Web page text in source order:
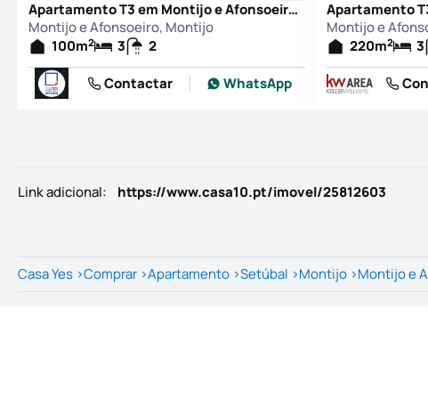
Apartamento T3 em Montijo e Afonsoeiro, Montijo
Montijo e Afonsoeiro, Montijo
100m2 3
2
Contactar
WhatsApp
Montijo e
220m2 3
Link adicional: https://www.casa10.pt/imovel/25812603
Casa Yes >Comprar >Apartamento >Setúbal >Montijo >Montijo e